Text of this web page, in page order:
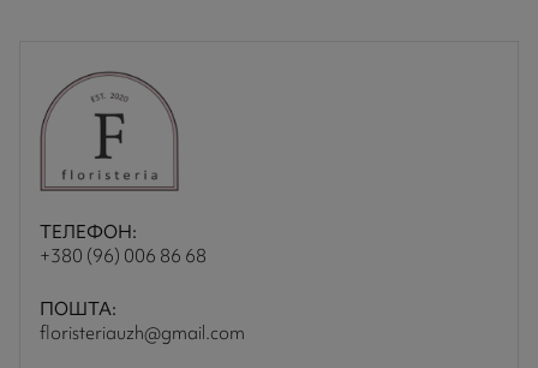
ТЕЛЕФОН:
+380 (96) 006 86 68
ПОШТА:
floristeriauzh@gmail.com